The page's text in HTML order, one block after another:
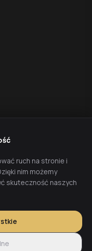
z nami - przygotujemy
ruch na stronie i
nim możemy
skuteczność naszych